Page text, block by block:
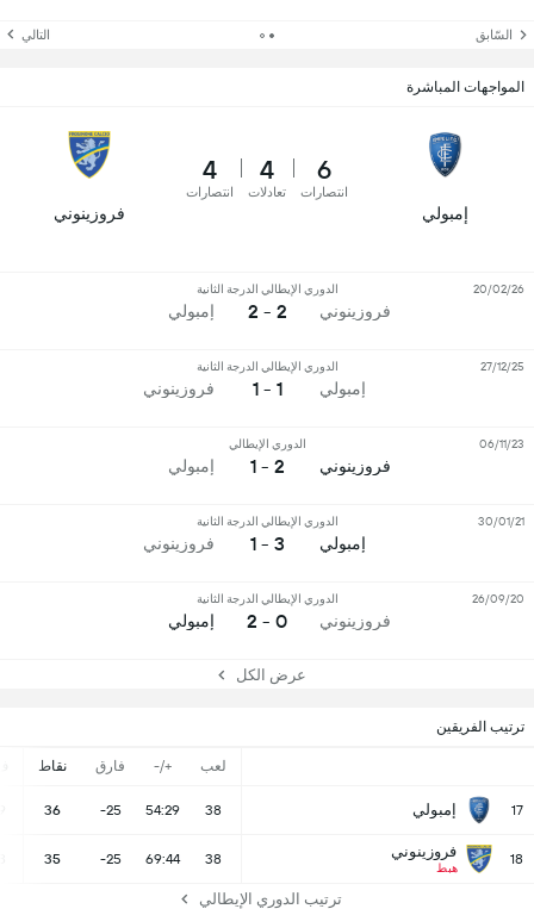
ترتيب الفريقين
لعب +/- فارق نقاط
17 إمبولي 38
54:29
-25
36
18 فروزينوني
هبط
38
69:44
-25
35
ترتيب الدوري الإيطالي
السّابق التالي
المواجهات المباشرة
إمبولي
6
انتصارات
4
تعادلات
4
انتصارات
فروزينوني
فروزينوني
الدوري الإيطالي الدرجة الثانية
2 - 2 إمبولي
20/02/26
إمبولي
الدوري الإيطالي الدرجة الثانية
1 - 1 فروزينوني
27/12/25
فروزينوني
الدوري الإيطالي
2 - 1 إمبولي
06/11/23
إمبولي
الدوري الإيطالي الدرجة الثانية
3 - 1 فروزينوني
30/01/21
فروزينوني
الدوري الإيطالي الدرجة الثانية
0 - 2 إمبولي
26/09/20
عرض الكل